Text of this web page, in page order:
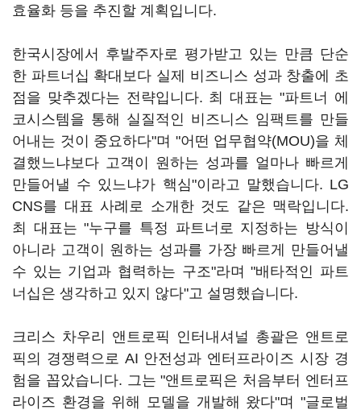
효율화 등을 추진할 계획입니다.
한국시장에서 후발주자로 평가받고 있는 만큼 단순
한 파트너십 확대보다 실제 비즈니스 성과 창출에 초
점을 맞추겠다는 전략입니다. 최 대표는 "파트너 에
코시스템을 통해 실질적인 비즈니스 임팩트를 만들
어내는 것이 중요하다"며 "어떤 업무협약(MOU)을 체
결했느냐보다 고객이 원하는 성과를 얼마나 빠르게
만들어낼 수 있느냐가 핵심"이라고 말했습니다. LG
CNS를 대표 사례로 소개한 것도 같은 맥락입니다.
최 대표는 "누구를 특정 파트너로 지정하는 방식이
아니라 고객이 원하는 성과를 가장 빠르게 만들어낼
수 있는 기업과 협력하는 구조"라며 "배타적인 파트
너십은 생각하고 있지 않다"고 설명했습니다.
크리스 차우리 앤트로픽 인터내셔널 총괄은 앤트로
픽의 경쟁력으로 AI 안전성과 엔터프라이즈 시장 경
험을 꼽았습니다. 그는 "앤트로픽은 처음부터 엔터프
라이즈 환경을 위해 모델을 개발해 왔다"며 "글로벌